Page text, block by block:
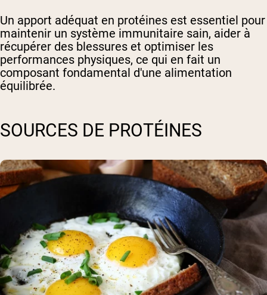
Un apport adéquat en protéines est essentiel pour
maintenir un système immunitaire sain, aider à
récupérer des blessures et optimiser les
performances physiques, ce qui en fait un
composant fondamental d'une alimentation
équilibrée.
SOURCES DE PROTÉINES